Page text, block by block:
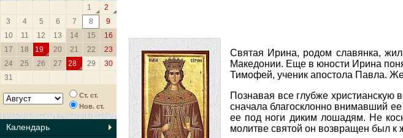
1
2
3
4 5 6 7 8
9
10
11 12 13 14 15
16
17
18 19 20 21 22
23
24
25 26 27 28 29
30
31
Ст. ст.
Нов. ст.
Календарь
Святая Ирина, родом славянка,
Македонии. Еще в юности Ирина
Тимофей, ученик апостола Павла.
Познавая все глубже христианскую
сначала благосклонно внимавший
ее под ноги диким лошадям. Не
молитве святой он возвращен был к